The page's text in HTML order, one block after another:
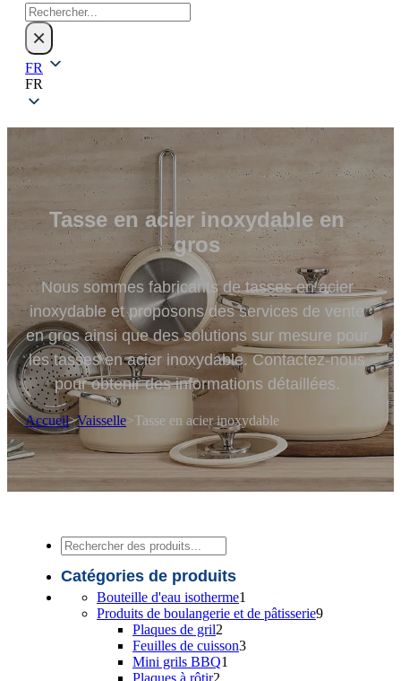
Rechercher
×
FR
FR
Tasse en acier inoxydable en
gros
Nous sommes fabricants de tasses en acier
inoxydable et proposons des services de vente
en gros ainsi que des solutions sur mesure pour
les tasses en acier inoxydable. Contactez-nous
pour obtenir des informations détaillées.
Accueil>Vaisselle>Tasse en acier inoxydable
Recherche
Catégories de produits
Bouteille d'eau isotherme1
produit
Produits de boulangerie et de pâtisserie99
Plaques de gril2
produits
Feuilles de cuisson33
Mini grils BBQ1